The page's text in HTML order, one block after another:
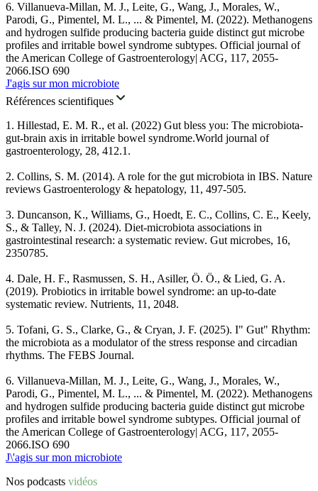
6. Villanueva-Millan, M. J., Leite, G., Wang, J., Morales, W.,
Parodi, G., Pimentel, M. L., ... & Pimentel, M. (2022). Methanogens
and hydrogen sulfide producing bacteria guide distinct gut microbe
profiles and irritable bowel syndrome subtypes. Official journal of
the American College of Gastroenterology| ACG, 117, 2055-
2066.ISO 690
J'agis sur mon microbiote
Références scientifiques
1. Hillestad, E. M. R., et al. (2022) Gut bless you: The microbiota-
gut-brain axis in irritable bowel syndrome.World journal of
gastroenterology, 28, 412.1.
2. Collins, S. M. (2014). A role for the gut microbiota in IBS. Nature
reviews Gastroenterology & hepatology, 11, 497-505.
3. Duncanson, K., Williams, G., Hoedt, E. C., Collins, C. E., Keely,
S., & Talley, N. J. (2024). Diet-microbiota associations in
gastrointestinal research: a systematic review. Gut microbes, 16,
2350785.
4. Dale, H. F., Rasmussen, S. H., Asiller, Ö. Ö., & Lied, G. A.
(2019). Probiotics in irritable bowel syndrome: an up-to-date
systematic review. Nutrients, 11, 2048.
5. Tofani, G. S., Clarke, G., & Cryan, J. F. (2025). I" Gut" Rhythm:
the microbiota as a modulator of the stress response and circadian
rhythms. The FEBS Journal.
6. Villanueva-Millan, M. J., Leite, G., Wang, J., Morales, W.,
Parodi, G., Pimentel, M. L., ... & Pimentel, M. (2022). Methanogens
and hydrogen sulfide producing bacteria guide distinct gut microbe
profiles and irritable bowel syndrome subtypes. Official journal of
the American College of Gastroenterology| ACG, 117, 2055-
2066.ISO 690
J\'agis sur mon microbiote
Nos podcasts vidéos